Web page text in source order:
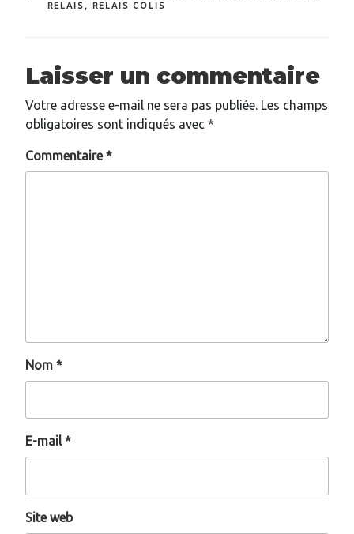
RELAIS, RELAIS COLIS
Laisser un commentaire
Votre adresse e-mail ne sera pas publiée. Les champs
obligatoires sont indiqués avec *
Commentaire*
Nom *
E-mail*
Site web